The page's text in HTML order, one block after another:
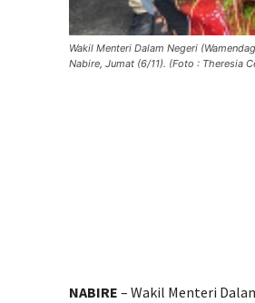
Wakil Menteri Dalam Negeri
Nabire, Jumat (6/11). (Foto : Theresia
NABIRE – Wakil Menteri